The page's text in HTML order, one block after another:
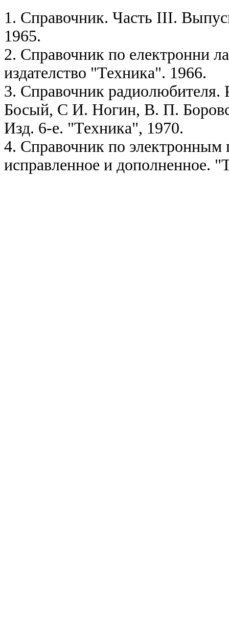
1. Справочник. Часть III.
1965.
2. Справочник по електронни
издателство "Техника". 1966.
3. Справочник
Босый, С И. Ногин, В. П.
Изд. 6-е. "Техника", 1970.
4. Справочник по
исправленное и дополненное.